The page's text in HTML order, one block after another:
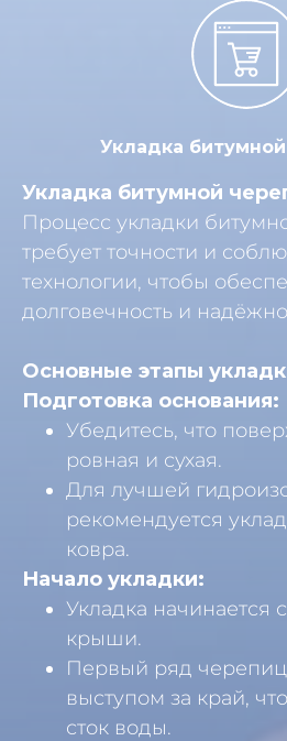
Укладка
Укладка битумной
Процесс укладки
требует точности и
технологии, чтобы
долговечность и
Основные этапы
Подготовка основания:
Убедитесь, что
ровная и сухая.
Для лучшей
рекомендуется
ковра.
Начало укладки:
Укладка начинается
крыши.
Первый ряд
выступом за край,
сток воды.